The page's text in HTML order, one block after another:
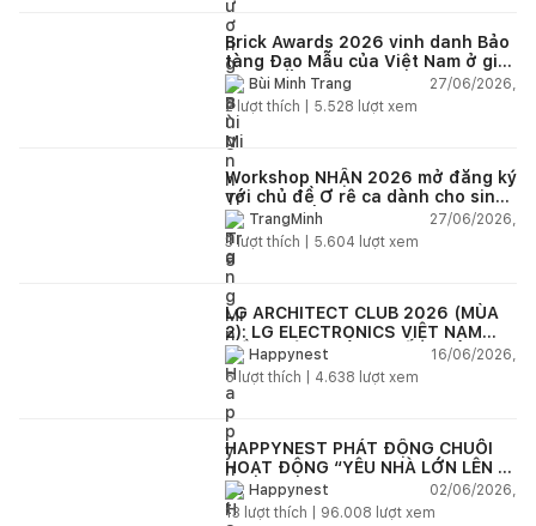
Brick Awards 2026 vinh danh Bảo
tàng Đạo Mẫu của Việt Nam ở giải
cao nhất
Bùi Minh Trang
27/06/2026,
2lượt thích | 5.528 lượt xem
Workshop NHẬN 2026 mở đăng ký
với chủ đề Ơ rê ca dành cho sinh
viên và kiến trúc sư trẻ Việt Nam
TrangMinh
27/06/2026,
3lượt thích | 5.604 lượt xem
LG ARCHITECT CLUB 2026 (MÙA
2): LG ELECTRONICS VIỆT NAM
ĐỒNG HÀNH CÙNG KIẾN TRÚC SƯ
KIẾN TẠO KHÔNG GIAN SỐNG HIỆN
ĐẠI
Happynest
16/06/2026,
5lượt thích | 4.638 lượt xem
HAPPYNEST PHÁT ĐỘNG CHUỖI
HOẠT ĐỘNG “YÊU NHÀ LỚN LÊN -
HAPPYNEST GROWING HOME”
Happynest
02/06/2026,
13 lượt thích | 96.008 lượt xem